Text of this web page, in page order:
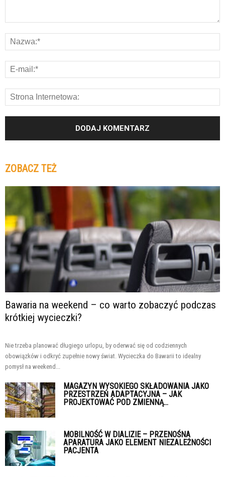
ZOBACZ TEŻ
Bawaria na weekend – co warto zobaczyć podczas
krótkiej wycieczki?
Nie trzeba planować długiego urlopu, by oderwać się od codziennych
obowiązków i odkryć zupełnie nowy świat. Wycieczka do Bawarii to idealny
pomysł na weekend...
MAGAZYN WYSOKIEGO SKŁADOWANIA JAKO
PRZESTRZEŃ ADAPTACYJNA – JAK
PROJEKTOWAĆ POD ZMIENNĄ...
MOBILNOŚĆ W DIALIZIE – PRZENOŚNA
APARATURA JAKO ELEMENT NIEZALEŻNOŚCI
PACJENTA